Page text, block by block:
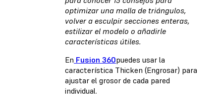
optimizar una malla de triángulos,
volver a esculpir secciones enteras,
estilizar el modelo o añadirle
características útiles.
En Fusion 360puedes usar la
característica Thicken (Engrosar) para
ajustar el grosor de cada pared
individual.